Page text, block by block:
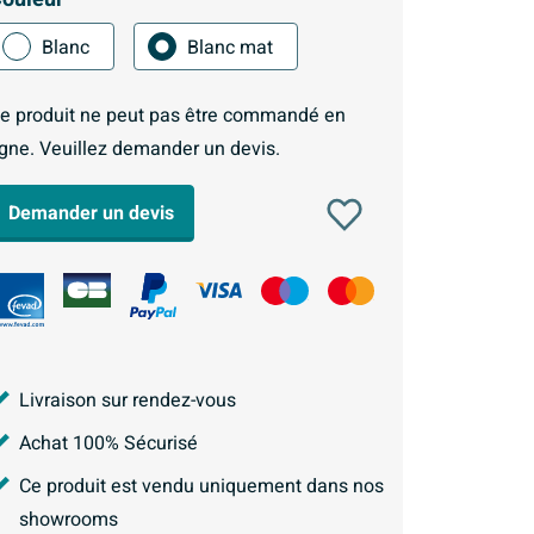
Blanc Blanc mat
produit ne peut pas être commandé en
Veuillez demander un devis.
Demander un devis
Livraison sur rendez-vous
Achat 100% Sécurisé
Ce produit est vendu uniquement dans nos
showrooms